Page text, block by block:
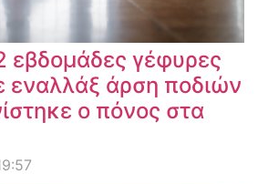
εβδομάδες γέφυρες
εναλλάξ άρση ποδιών
ο πόνος στα